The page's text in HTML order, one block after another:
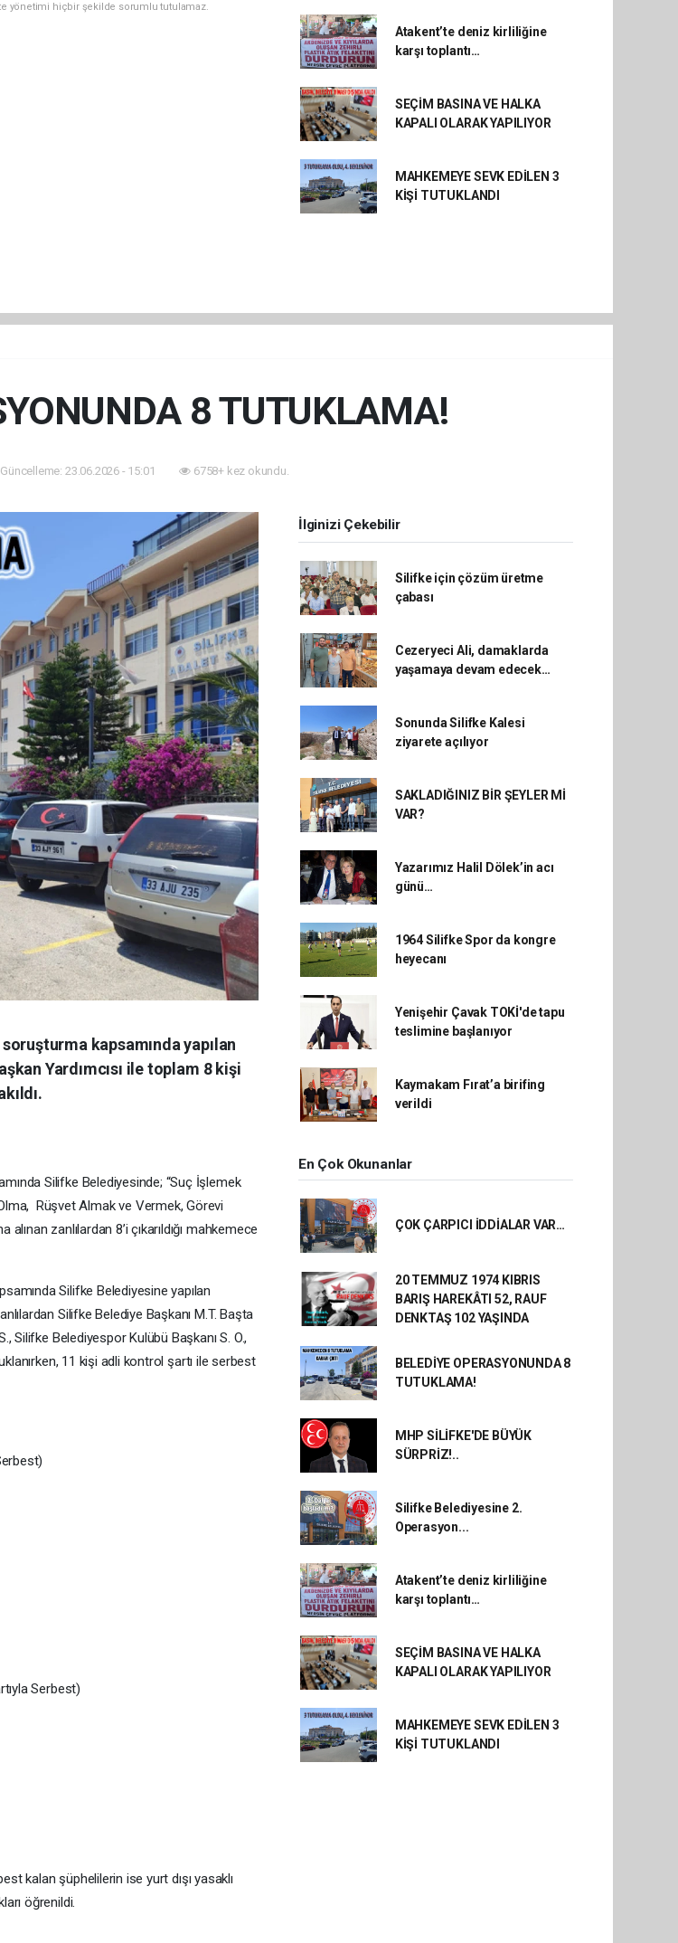
yönetimi hiçbir şekilde sorumlu tutulamaz.
Atakent’te deniz kirliliğine
karşı toplantı…
SEÇİM BASINA VE HALKA
KAPALI OLARAK YAPILIYOR
MAHKEMEYE SEVK EDİLEN 3
KİŞİ TUTUKLANDI
8 TUTUKLAMA!
23.06.2026 - 15:01 6758+ kez okundu.
kapsamında yapılan
Yardımcısı ile toplam 8 kişi
Silifke Belediyesinde; “Suç İşlemek
Rüşvet Almak ve Vermek, Görevi
zanlılardan 8’i çıkarıldığı mahkemece
Silifke Belediyesine yapılan
Silifke Belediye Başkanı M.T. Başta
Silifke Belediyespor Kulübü Başkanı S. O.,
11 kişi adli kontrol şartı ile serbest
Serbest)
kalan şüphelilerin ise yurt dışı yasaklı
öğrenildi.
İlginizi Çekebilir
Silifke için çözüm üretme
çabası
Cezeryeci Ali, damaklarda
yaşamaya devam edecek…
Sonunda Silifke Kalesi
ziyarete açılıyor
SAKLADIĞINIZ BİR ŞEYLER Mİ
VAR?
Yazarımız Halil Dölek’in acı
günü…
1964 Silifke Spor da kongre
heyecanı
Yenişehir Çavak TOKİ'de tapu
teslimine başlanıyor
Kaymakam Fırat’a birifing
verildi
En Çok Okunanlar
ÇOK ÇARPICI İDDİALAR VAR…
20 TEMMUZ 1974 KIBRIS
BARIŞ HAREKÂTI 52, RAUF
DENKTAŞ 102 YAŞINDA
BELEDİYE OPERASYONUNDA 8
TUTUKLAMA!
MHP SİLİFKE'DE BÜYÜK
SÜRPRİZ!..
Silifke Belediyesine 2.
Operasyon...
Atakent’te deniz kirliliğine
karşı toplantı…
SEÇİM BASINA VE HALKA
KAPALI OLARAK YAPILIYOR
MAHKEMEYE SEVK EDİLEN 3
KİŞİ TUTUKLANDI